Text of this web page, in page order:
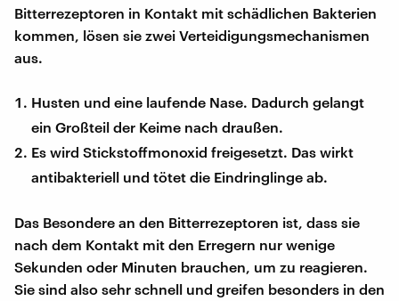
Bitterrezeptoren in Kontakt mit schädlichen Bakterien
kommen, lösen sie zwei Verteidigungsmechanismen
aus.
Husten und eine laufende Nase. Dadurch gelangt
ein Großteil der Keime nach draußen.
Es wird Stickstoffmonoxid freigesetzt. Das wirkt
antibakteriell und tötet die Eindringlinge ab.
Das Besondere an den Bitterrezeptoren ist, dass sie
nach dem Kontakt mit den Erregern nur wenige
Sekunden oder Minuten brauchen, um zu reagieren.
Sie sind also sehr schnell und greifen besonders in den